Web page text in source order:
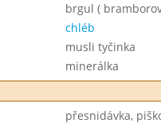
brgul (
chléb
musli tyčinka
minerálka
přesnidávka,